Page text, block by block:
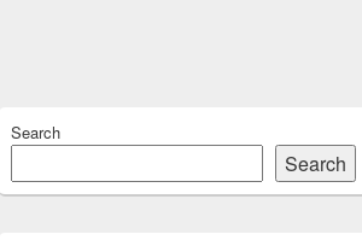
Sidebar
Area
Search
Search